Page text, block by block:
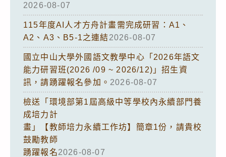
2026-08-07
115年度AI人才方舟計畫需完成研習：A1、
A2、A3、B5-1之連結2026-08-07
國立中山大學外國語文教學中心「2026年語文
能力研習班(2026 /09 ~ 2026/12)」招生資
訊，請踴躍報名參加。 2026-08-07
檢送「環境部第1屆高級中等學校內永續部門養
成培力計
畫」【教師培力永續工作坊】簡章1份，請貴校
鼓勵教師
踴躍報名2026-08-07